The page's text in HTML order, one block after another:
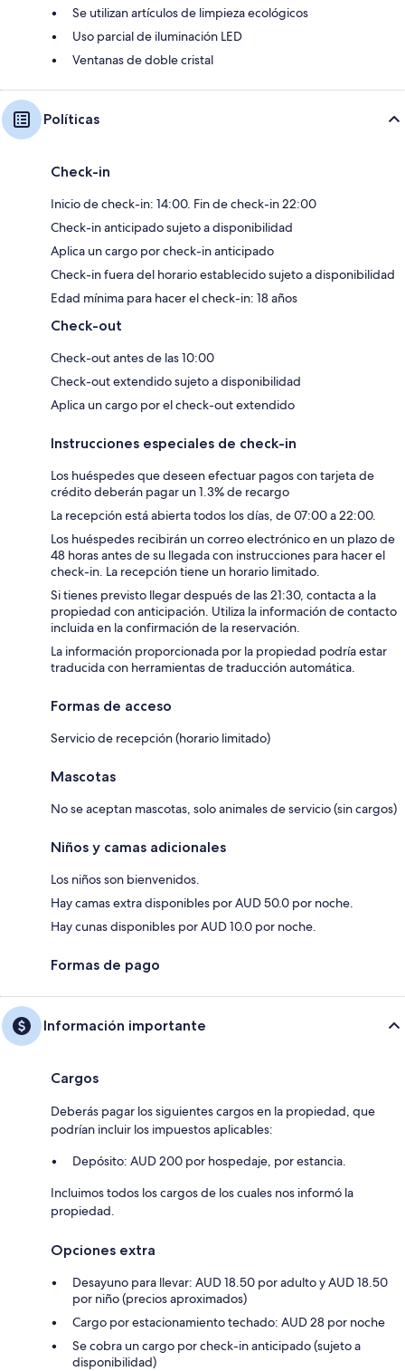
Se utilizan artículos de limpieza ecológicos
Uso parcial de iluminación LED
Ventanas de doble cristal
Políticas
Check-in
Inicio de check-in: 14:00. Fin de check-in 22:00
Check-in anticipado sujeto a disponibilidad
Aplica un cargo por check-in anticipado
Check-in fuera del horario establecido sujeto a disponibilidad
Edad mínima para hacer el check-in: 18 años
Check-out
Check-out antes de las 10:00
Check-out extendido sujeto a disponibilidad
Aplica un cargo por el check-out extendido
Instrucciones especiales de check-in
Los huéspedes que deseen efectuar pagos con tarjeta de
crédito deberán pagar un 1.3% de recargo
La recepción está abierta todos los días, de 07:00 a 22:00.
Los huéspedes recibirán un correo electrónico en un plazo de
48 horas antes de su llegada con instrucciones para hacer el
check-in. La recepción tiene un horario limitado.
Si tienes previsto llegar después de las 21:30, contacta a la
propiedad con anticipación. Utiliza la información de contacto
incluida en la confirmación de la reservación.
La información proporcionada por la propiedad podría estar
traducida con herramientas de traducción automática.
Formas de acceso
Servicio de recepción (horario limitado)
Mascotas
No se aceptan mascotas, solo animales de servicio (sin cargos)
Niños y camas adicionales
Los niños son bienvenidos.
Hay camas extra disponibles por AUD 50.0 por noche.
Hay cunas disponibles por AUD 10.0 por noche.
Formas de pago
Información importante
Cargos
Deberás pagar los siguientes cargos en la propiedad, que
podrían incluir los impuestos aplicables:
Depósito: AUD 200 por hospedaje, por estancia.
Incluimos todos los cargos de los cuales nos informó la
propiedad.
Opciones extra
Desayuno para llevar: AUD 18.50 por adulto y AUD 18.50
por niño (precios aproximados)
Cargo por estacionamiento techado: AUD 28 por noche
Se cobra un cargo por check-in anticipado (sujeto a
disponibilidad)